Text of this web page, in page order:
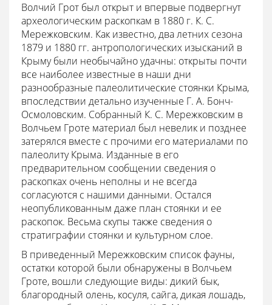
Волчий Грот был открыт и впервые подвергнут
археологическим раскопкам в 1880 г. К. С.
Мережковским. Как известно, два летних сезона
1879 и 1880 гг. антропологических изысканий в
Крыму были необычайно удачны: открыты почти
все наиболее известные в наши дни
разнообразные палеолитические стоянки Крыма,
впоследствии детально изученные Г. А. Бонч-
Осмоловским. Собранный К. С. Мережковским в
Волчьем Гроте материал был невелик и позднее
затерялся вместе с прочими его материалами по
палеолиту Крыма. Изданные в его
предварительном сообщении сведения о
раскопках очень неполны и не всегда
согласуются с нашими данными. Остался
неопубликованным даже план стоянки и ее
раскопок. Весьма скупы также сведения о
стратиграфии стоянки и культурном слое.
В приведенный Мережковским список фауны,
остатки которой были обнаружены в Волчьем
Гроте, вошли следующие виды: дикий бык,
благородный олень, косуля, сайга, дикая лошадь,